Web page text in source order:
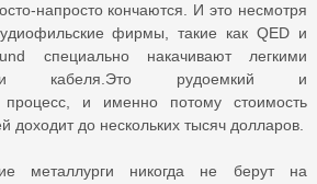
напросто кончаются. И это несмотря
фирмы, такие как QED и
специально накачивают легкими
кабеля.Это рудоемкий и
процесс, и именно потому стоимость
доходит до нескольких тысяч долларов.
металлурги никогда не берут на